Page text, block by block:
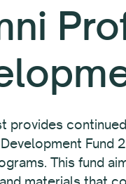
provides
Fund
This fund